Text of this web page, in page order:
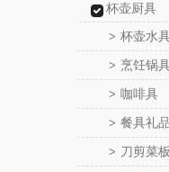
杯壶厨具
> 杯壶水
> 烹饪锅
> 咖啡具
> 餐具礼品
> 刀剪菜板